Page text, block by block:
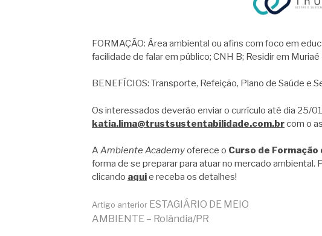
FORMAÇÃO: Área ambiental ou afins com foco em
facilidade de falar em público; CNH B; Residir em
BENEFÍCIOS: Transporte, Refeição, Plano de Saúde e
Os interessados deverão enviar o currículo até dia 25/
katia.lima@trustsustentabilidade.com.brcom o
AAmbiente Academyoferece o Curso de
forma de se preparar para atuar no mercado ambiental.
clicando aquie receba os detalhes!
Continue
Artigo anterior ESTAGIÁRIO DE MEIO
AMBIENTE – Rolândia/PR